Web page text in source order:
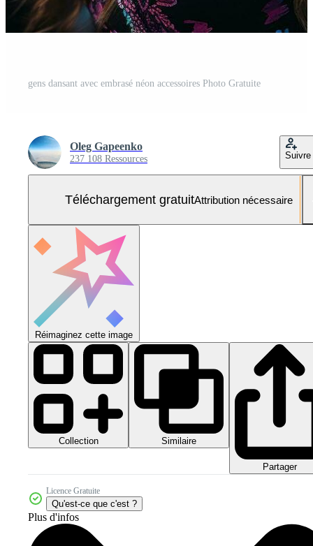
gens dansant avec embrasé néon accessoires Photo Gratuite
Oleg Gapeenko
237 108 Ressources Suivre
Téléchargement gratuitAttribution nécessaire
Réimaginez cette image
Collection Similaire
Partager
Licence Gratuite
Qu'est-ce que c'est ?
Plus d'infos